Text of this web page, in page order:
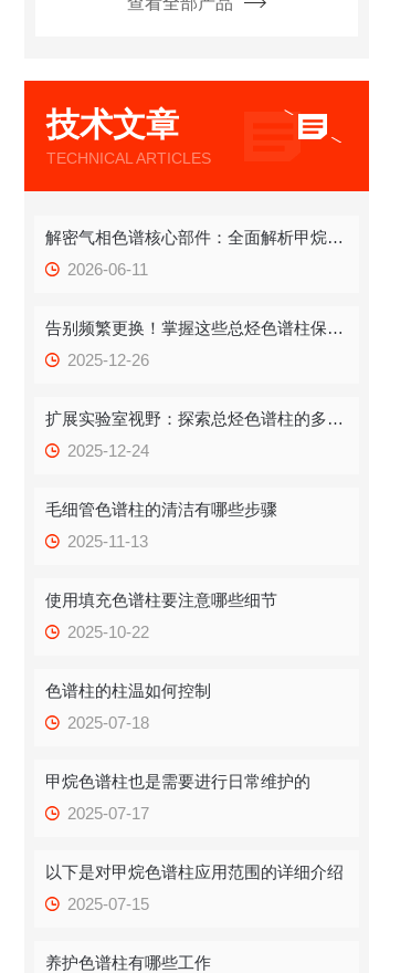
技术文章
TECHNICAL ARTICLES
解密气相色谱核心部件：全面解析甲烷色谱柱
2026-06-11
告别频繁更换！掌握这些总烃色谱柱保存技巧，提升效率！
2025-12-26
扩展实验室视野：探索总烃色谱柱的多重应用
2025-12-24
毛细管色谱柱的清洁有哪些步骤
2025-11-13
使用填充色谱柱要注意哪些细节
2025-10-22
色谱柱的柱温如何控制
2025-07-18
甲烷色谱柱也是需要进行日常维护的
2025-07-17
以下是对甲烷色谱柱应用范围的详细介绍
2025-07-15
养护色谱柱有哪些工作